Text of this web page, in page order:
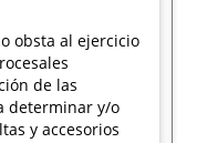
obsta al ejercicio
de las
determinar y/o
y accesorios